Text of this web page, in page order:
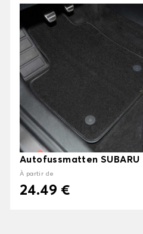
Autofussmatten SUBARU
À partir de
24.49 €